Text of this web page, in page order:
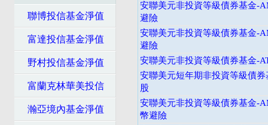
聯博投信基金淨值
富達投信基金淨值
野村投信基金淨值
富蘭克林華美投信
瀚亞境內基金淨值
安聯美元非投資等級債券基金-
避險
安聯美元非投資等級債券基金-
避險
安聯美元非投資等級債券基金-
安聯美元短年期非投資等級債
股
安聯美元非投資等級債券基金-
幣避險